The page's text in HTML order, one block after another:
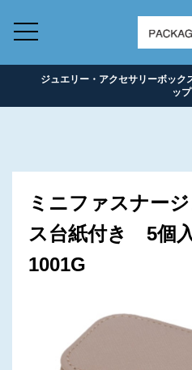
ジュエリー・アクセサリーボック
ップ
ミニファスナー
ス台紙付き 5個
1001G